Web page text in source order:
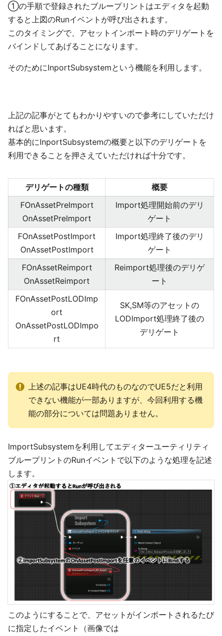
①の手順で登録されたブループリントはエディタを起動
すると上図のRunイベントが呼び出されます。
このタイミングで、アセットインポート時のデリゲートを
バインドしてあげることになります。
そのためにInportSubsystemという機能を利用します。
上記の記事がとてもわかりやすいので参考にしていただけ
ればと思います。
基本的にInportSubsystemの概要と以下のデリゲートを
利用できることを押さえていただければ十分です。
デリゲートの種類
概要
FOnAssetPreImport
OnAssetPreImport
Import処理開始前のデリ
ゲート
FOnAssetPostImport
OnAssetPostImport
Import処理終了後のデリ
ゲート
FOnAssetReimport
OnAssetReimport
Reimport処理後のデリゲ
ート
FOnAssetPostLODImp
ort
OnAssetPostLODImpo
rt
SK,SM等のアセットの
LODImport処理終了後の
デリゲート
上述の記事はUE4時代のものなのでUE5だと利用
できない機能が一部ありますが、今回利用する機
能の部分については問題ありません。
ImportSubsystemを利用してエディターユーティリティ
ブループリントのRunイベントで以下のような処理を記述
します。
このようにすることで、アセットがインポートされるたび
に指定したイベント（画像では